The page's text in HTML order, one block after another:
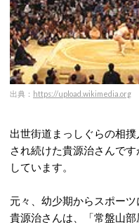
出典： https://upload.wikimedia.org
出世街道まっしぐらの相
され続けた貴源治さんで
しています。
元々、幼少期からスポー
貴源治さんは、「常盤山